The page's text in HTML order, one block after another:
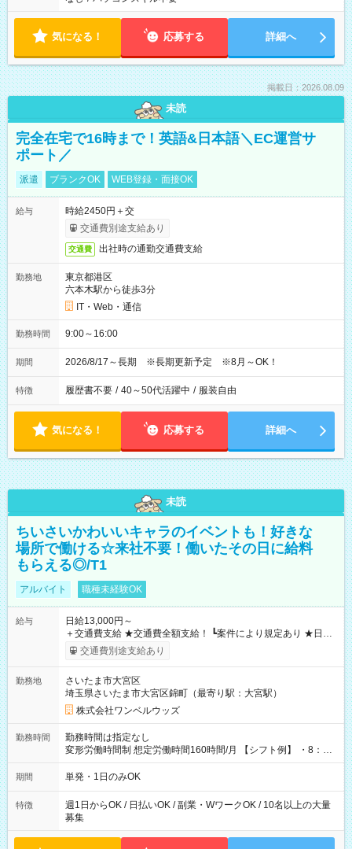
気になる！ 応募する 詳細へ
掲載日：2026.08.09
未読
完全在宅で16時まで！英語&日本語＼EC運営サ
ポート／
派遣 ブランクOK WEB登録・面接OK
給与
時給2450円＋交
交通費別途支給あり
交通費 出社時の通勤交通費支給
勤務地
東京都港区
六本木駅から徒歩3分
IT・Web・通信
勤務時間 9:00～16:00
期間 2026/8/17～長期 ※長期更新予定 ※8月～OK！
特徴 履歴書不要 / 40～50代活躍中 / 服装自由
気になる！ 応募する 詳細へ
未読
ちいさいかわいいキャラのイベントも！好きな
場所で働ける☆来社不要！働いたその日に給料
もらえる◎/T1
アルバイト 職種未経験OK
給与
日給13,000円～
＋交通費支給 ★交通費全額支給！ ┗案件により規定あり ★日払
いOK！（規定あり） ┗働いたその日に現金GET♪ お仕事後はコ
ンビニATMから 日払い分を引き落とせます！ 【試用期間】試
交通費別途支給あり
勤務地
さいたま市大宮区
埼玉県さいたま市大宮区錦町（最寄り駅：大宮駅）
株式会社ワンベルウッズ
勤務時間
勤務時間は指定なし
変形労働時間制 想定労働時間160時間/月 【シフト例】 ・8：00
～21：00
期間 単発・1日のみOK
特徴
週1日からOK / 日払いOK / 副業・WワークOK / 10名以上の大量
募集